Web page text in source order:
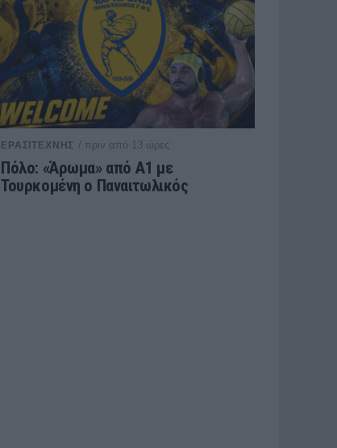
ΕΡΑΣΙΤΕΧΝΗΣ / πριν από 13 ώρες
Πόλο: «Άρωμα» από Α1 με
Τουρκομένη ο Παναιτωλικός